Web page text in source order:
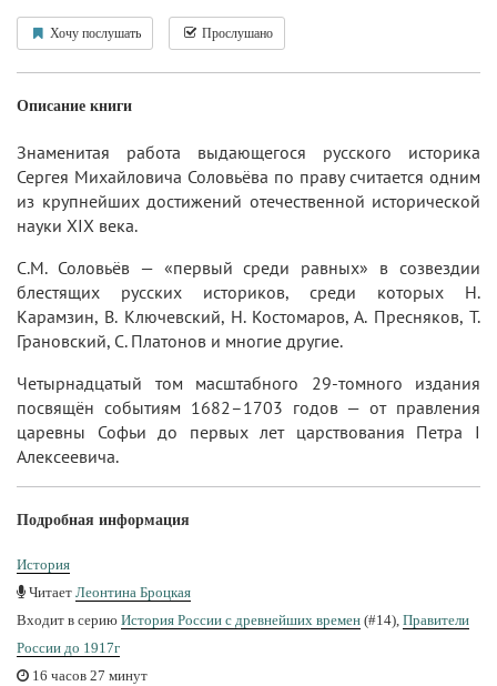
Хочу послушать Прослушано
Описание книги
Знаменитая работа выдающегося русского историка
Сергея Михайловича Соловьёва по праву считается одним
из крупнейших достижений отечественной исторической
науки XIX века.
С.М. Соловьёв — «первый среди равных» в созвездии
блестящих русских историков, среди которых Н.
Карамзин, В. Ключевский, Н. Костомаров, А. Пресняков, Т.
Грановский, С. Платонов и многие другие.
Четырнадцатый том масштабного 29-томного издания
посвящён событиям 1682–1703 годов — от правления
царевны Софьи до первых лет царствования Петра I
Алексеевича.
Подробная информация
История
Читает Леонтина Броцкая
Входит в серию История России с древнейших времен (#14), Правители
России до 1917г
16 часов 27 минут